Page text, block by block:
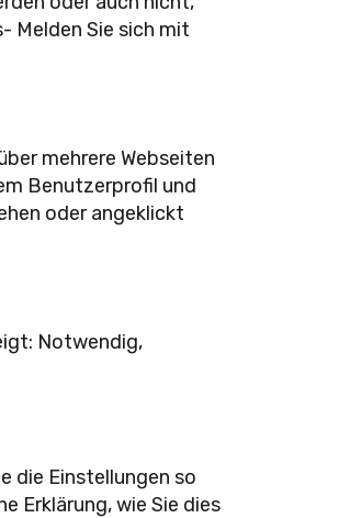
Melden Sie sich mit
mehrere Webseiten
Benutzerprofil und
oder angeklickt
Notwendig,
die Einstellungen so
Erklärung, wie Sie dies